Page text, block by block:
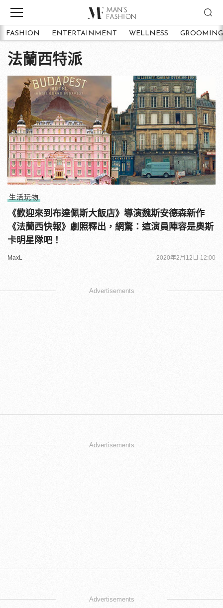
FASHION ENTERTAINMENT WELLNESS GROOMING
法蘭西特派
生活玩物
《歡迎來到布達佩斯大飯店》導演魏斯安德森新作
《法蘭西快報》劇照釋出，網驚：這演員陣容是奧斯
卡明星隊吧！
MaxL 2020年2月12日 12:00
Advertisements
Advertisements
Advertisements